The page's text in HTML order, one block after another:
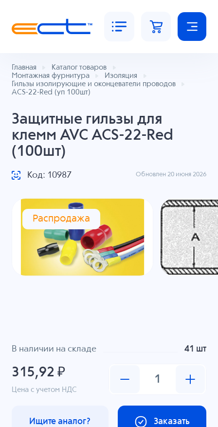
Главная
Каталог товаров
Монтажная фурнитура
Изоляция
Гильзы изолирующие и оконцеватели проводов
ACS-22-Red (уп 100шт)
Защитные гильзы для
клемм AVC ACS-22-Red
(100шт)
Код: 10987 Обновлен 20 июня 2026
Распродажа
В наличии на складе 41 шт
315,92 ₽
Цена с учетом НДС
Заказать
Ищите аналог?